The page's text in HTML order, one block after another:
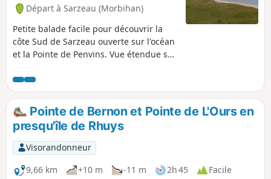
Départ à Sarzeau (Morbihan)
Petite balade facile pour découvrir la
côte Sud de Sarzeau ouverte sur l'océan
et la Pointe de Penvins. Vue étendue sur
de Belle-Île, Houat et Hoedic la plus à
l'Est.
Pointe de Bernon et Pointe de L'Ours en
presqu'île de Rhuys
Visorandonneur
9,66 km
+10 m -11 m 2h 45
Facile